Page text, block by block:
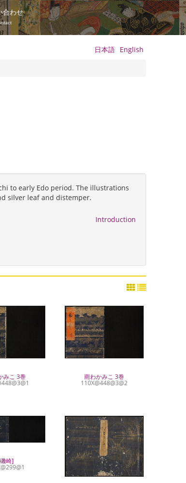
合わせ
日本語 English
to early Edo period. The illustrations
silver leaf and distemper.
Introduction
みこ 3巻 雨わかみこ 3巻
110X@448@3@2
崎]